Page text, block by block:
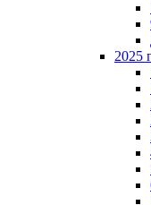
2025